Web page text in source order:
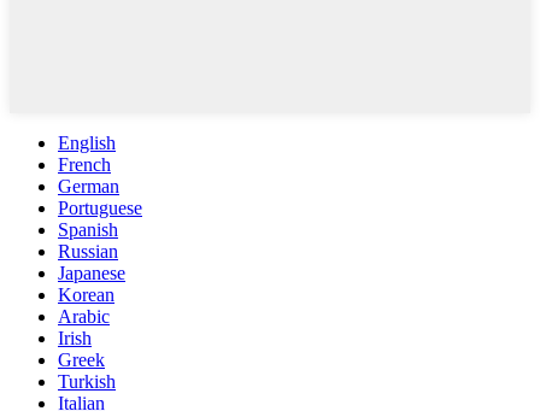
English
French
German
Portuguese
Spanish
Russian
Japanese
Korean
Arabic
Irish
Greek
Turkish
Italian